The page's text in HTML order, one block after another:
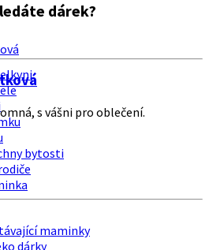
dárek?
bytosti
maminky
dárky
s vášni pro oblečení.